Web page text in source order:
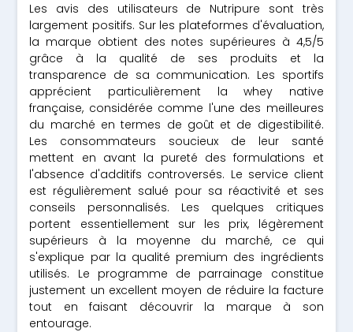
Les avis des utilisateurs de Nutripure sont très
largement positifs. Sur les plateformes d'évaluation,
la marque obtient des notes supérieures à 4,5/5
grâce à la qualité de ses produits et la
transparence de sa communication. Les sportifs
apprécient particulièrement la whey native
française, considérée comme l'une des meilleures
du marché en termes de goût et de digestibilité.
Les consommateurs soucieux de leur santé
mettent en avant la pureté des formulations et
l'absence d'additifs controversés. Le service client
est régulièrement salué pour sa réactivité et ses
conseils personnalisés. Les quelques critiques
portent essentiellement sur les prix, légèrement
supérieurs à la moyenne du marché, ce qui
s'explique par la qualité premium des ingrédients
utilisés. Le programme de parrainage constitue
justement un excellent moyen de réduire la facture
tout en faisant découvrir la marque à son
entourage.